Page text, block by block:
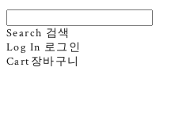
Search 검색
Log In 로그인
Cart 장바구니